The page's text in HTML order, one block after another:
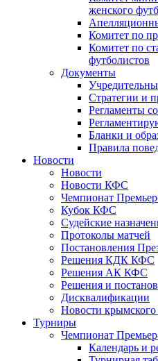
женского
Комитет по
Комитет по
футболистов
Документы
Стратегии и
Регламенты
Бланки и
Правила
Новости
Новости
Новости КФС
Чемпионат
Кубок КФС
Судейские
Протоколы матчей
Постановления
Решения КДК КФС
Решения АК КФС
Решения и
Дисквалификации
Новости крымского
Турниры
Чемпионат
Календарь и